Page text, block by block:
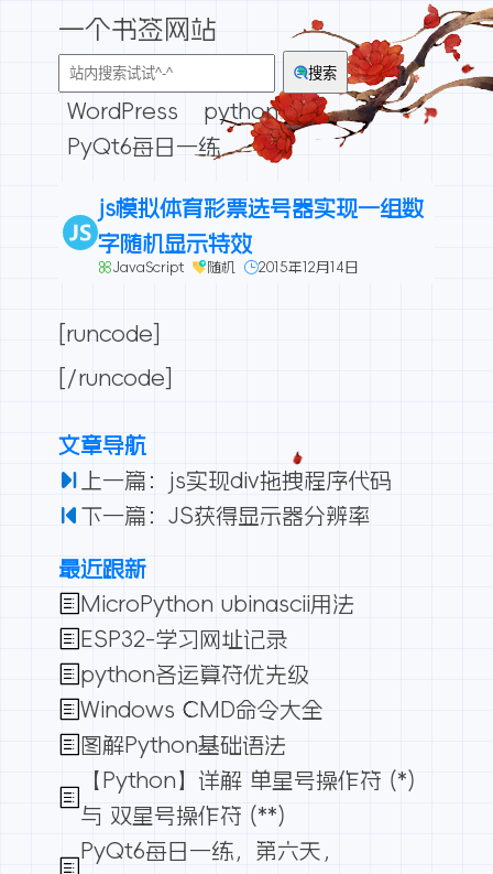
一个书签网站
搜索
WordPress
python
PyQt6每日一练
js模拟体育彩票选号器实现一组数
字随机显示特效
JavaScript 随机 2015年12月14日
[runcode]
[/runcode]
文章导航
上一篇：js实现div拖拽程序代码
下一篇：JS获得显示器分辨率
最近跟新
MicroPython ubinascii用法
ESP32-学习网址记录
python各运算符优先级
Windows CMD命令大全
图解Python基础语法
【Python】详解 单星号操作符 (*)
与 双星号操作符 (**)
PyQt6每日一练，第六天，